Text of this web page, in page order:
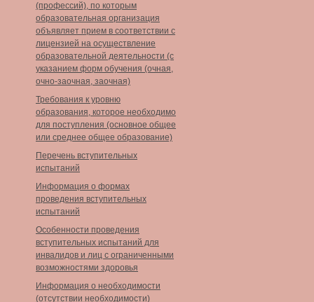
(профессий), по которым
образовательная организация
объявляет прием в соответствии с
лицензией на осуществление
образовательной деятельности (с
указанием форм обучения (очная,
очно-заочная, заочная)
Требования к уровню
образования, которое необходимо
для поступления (основное общее
или среднее общее образование)
Перечень вступительных
испытаний
Информация о формах
проведения вступительных
испытаний
Особенности проведения
вступительных испытаний для
инвалидов и лиц с ограниченными
возможностями здоровья
Информация о необходимости
(отсутствии необходимости)